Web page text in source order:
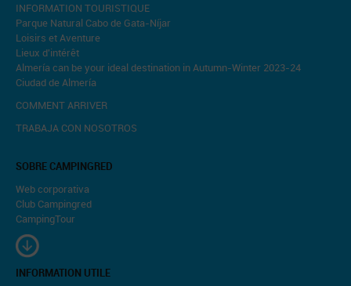
INFORMATION TOURISTIQUE
Parque Natural Cabo de Gata-Níjar
Loisirs et Aventure
Lieux d'intérêt
Almería can be your ideal destination in Autumn-Winter 2023-24
Ciudad de Almería
COMMENT ARRIVER
TRABAJA CON NOSOTROS
SOBRE CAMPINGRED
Web corporativa
Club Campingred
CampingTour
INFORMATION UTILE